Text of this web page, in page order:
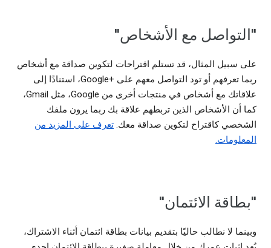
"التواصل مع الأشخاص"
على سبيل المثال، قد تستلم اقتراحات لتكوين صداقة مع أشخاص
ربما تعرفهم أو تود التواصل معهم على Google+‎، استنادًا إلى
علاقاتك مع أشخاص في منتجات أخرى من Google، مثل Gmail،
كما أن الأشخاص الذين تربطهم علاقة بك ربما يرون ملفك
الشخصي كاقتراح لتكوين صداقة معك. تعرف على المزيد من
المعلومات.
"بطاقة الائتمان"
وبينما لا نطالب حاليًا بتقديم بيانات بطاقة ائتمان أثناء الاشتراك،